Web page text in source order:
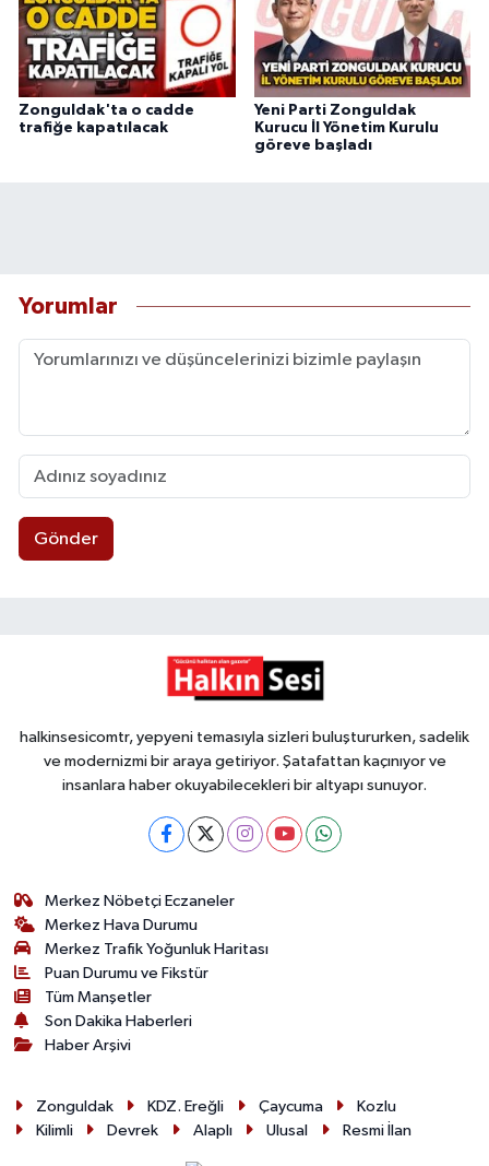
Zonguldak'ta o cadde
trafiğe kapatılacak
Yeni Parti Zonguldak
Kurucu İl Yönetim Kurulu
göreve başladı
Yorumlar
Gönder
halkinsesicomtr, yepyeni temasıyla sizleri buluştururken, sadelik
ve modernizmi bir araya getiriyor. Şatafattan kaçınıyor ve
insanlara haber okuyabilecekleri bir altyapı sunuyor.
Merkez Nöbetçi Eczaneler
Merkez Hava Durumu
Merkez Trafik Yoğunluk Haritası
Puan Durumu ve Fikstür
Tüm Manşetler
Son Dakika Haberleri
Haber Arşivi
Zonguldak KDZ. Ereğli Çaycuma
Kozlu
Kilimli
Devrek Alaplı Ulusal Resmi İlan